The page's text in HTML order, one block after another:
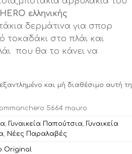
ελληνικής
δερμάτινα για σπορ
τοκαδάκι στο πλάι και
που θα το κάνει να
και μή διαθέσιμο αυτή τη
5664 mauro
, Γυναικεία Παπούτσια, Γυναικεία
, Νέες Παραλαβές
Original